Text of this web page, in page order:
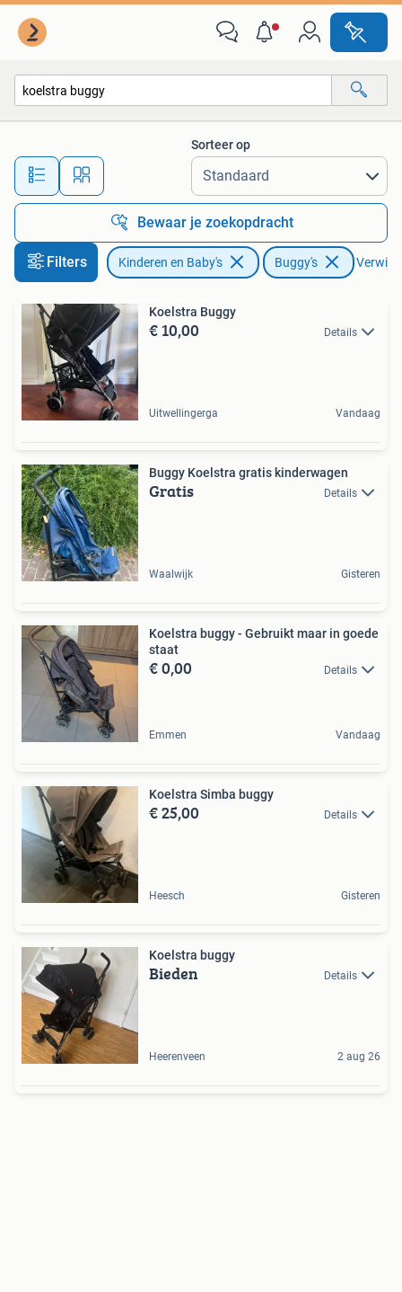
Alle afstanden…
Sorteer op
Bewaar je zoekopdracht
Filters Kinderen en Baby's Buggy's
Koelstra Buggy
€ 10,00 Details
Uitwellingerga Vandaag
Buggy Koelstra gratis kinderwagen
Gratis Details
Waalwijk Gisteren
Koelstra buggy - Gebruikt maar in goede
staat
€ 0,00 Details
Emmen Vandaag
Koelstra Simba buggy
€ 25,00 Details
Heesch Gisteren
Koelstra buggy
Bieden Details
Heerenveen 2 aug 26